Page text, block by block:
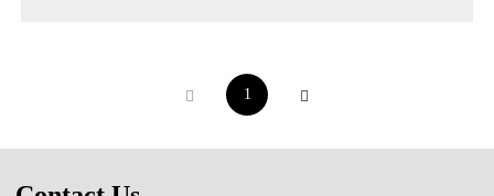
1